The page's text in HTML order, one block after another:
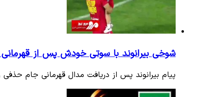
شوخی بیرانوند با سوتی خودش پس از
پیام بیرانوند پس از دریافت مدال قهرمانی جام